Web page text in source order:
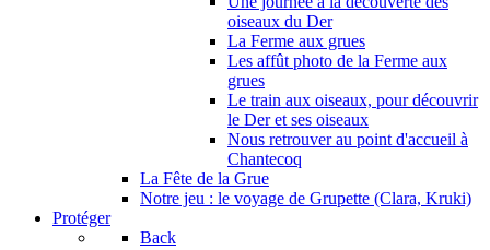
oiseaux du Der
La Ferme aux grues
Les affût photo de la Ferme aux
grues
Le train aux oiseaux, pour découvrir
le Der et ses oiseaux
Nous retrouver au point d'accueil à
Chantecoq
La Fête de la Grue
Notre jeu : le voyage de Grupette (Clara, Kruki)
Protéger
Back